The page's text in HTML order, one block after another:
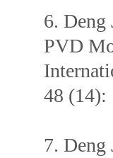
6. Deng
PVD
48 (14):
7. Deng